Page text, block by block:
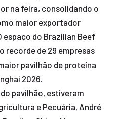
na feira, consolidando o
maior exportador
espaço do Brazilian Beef
recorde de 29 empresas
pavilhão de proteína
2026.
pavilhão, estiveram
e Pecuária, André